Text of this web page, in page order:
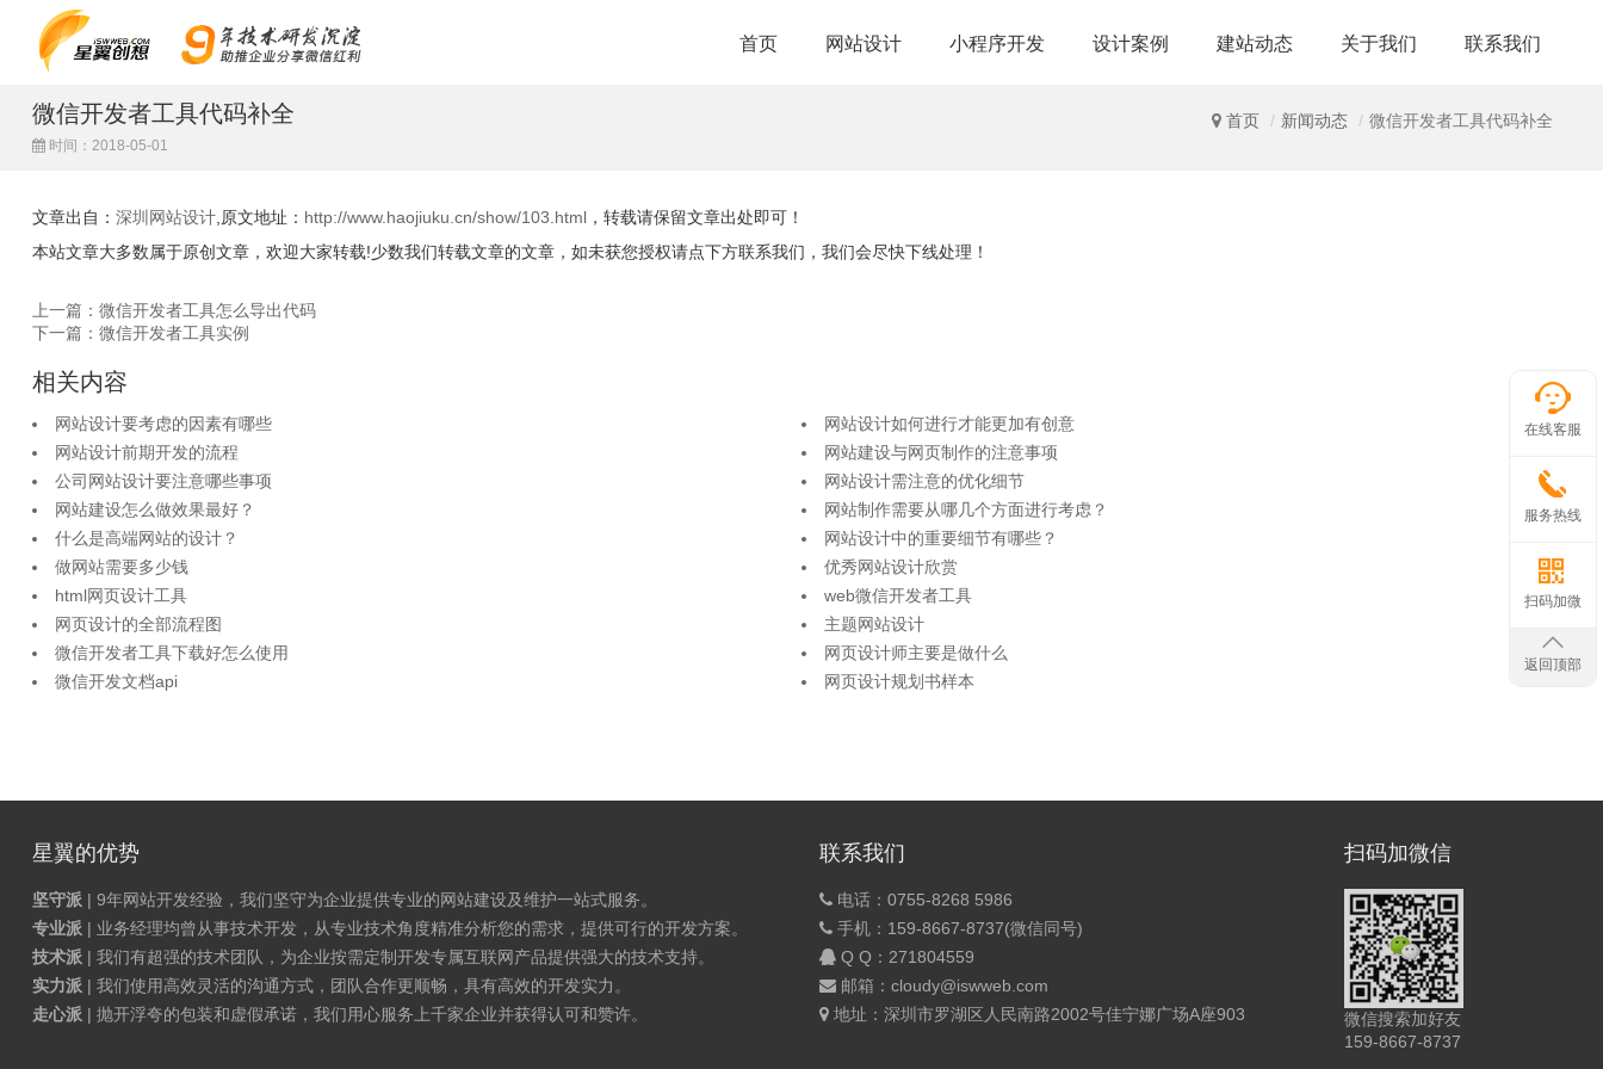
首页 网站设计 小程序开发 设计案例 建站动态 关于我们 联系我们
首页 新闻动态 微信开发者工具代码补全
微信开发者工具代码补全
时间：2018-05-01
文章出自： 深圳网站设计 ,原文地址： http://www.haojiuku.cn/show/103.html ，转载请保留文章出处即可！
本站文章大多数属于原创文章，欢迎大家转载!少数我们转载文章的文章，如未获您授权请点下方联系我们，我们会尽快下线处理！
上一篇：微信开发者工具怎么导出代码
下一篇：微信开发者工具实例
相关内容
网站设计要考虑的因素有哪些
网站设计如何进行才能更加有创意
网站设计前期开发的流程
网站建设与网页制作的注意事项
公司网站设计要注意哪些事项
网站设计需注意的优化细节
网站建设怎么做效果最好？
网站制作需要从哪几个方面进行考虑？
什么是高端网站的设计？
网站设计中的重要细节有哪些？
做网站需要多少钱
优秀网站设计欣赏
html网页设计工具
web微信开发者工具
网页设计的全部流程图
主题网站设计
微信开发者工具下载好怎么使用
网页设计师主要是做什么
微信开发文档api
网页设计规划书样本
星翼的优势
坚守派 | 9年网站开发经验，我们坚守为企业提供专业的网站建设及维护一站式服务。
专业派 | 业务经理均曾从事技术开发，从专业技术角度精准分析您的需求，提供可行的开发方案。
技术派 | 我们有超强的技术团队，为企业按需定制开发专属互联网产品提供强大的技术支持。
实力派 | 我们使用高效灵活的沟通方式，团队合作更顺畅，具有高效的开发实力。
走心派 | 抛开浮夸的包装和虚假承诺，我们用心服务上千家企业并获得认可和赞许。
联系我们
电话：0755-8268 5986
手机：159-8667-8737(微信同号)
Q Q： 271804559
邮箱：cloudy@iswweb.com
地址：深圳市罗湖区人民南路2002号佳宁娜广场A座903
扫码加微信
微信搜索加好友
159-8667-8737
在线客服
服务热线
扫码加微
返回顶部